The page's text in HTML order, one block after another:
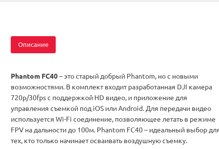
Описание
Phantom FC40– это старый добрый Phantom, но с новыми
возможностями. В комплект входит разработанная DJI камера
720p/30fps с поддержкой HD видео, и приложение для
управления съемкой под iOS или Android. Для передачи видео
используется Wi-Fi соединение, позволяющее летать в режиме
FPV на дальности до 100м. Phantom FC40 – идеальный выбор
тех, кто только начинает осваивать воздушную съемку.